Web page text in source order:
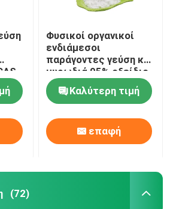
Φυσικοί οργανικοί
ενδιάμεσοι
παράγοντες γεύση και
μυρωδιά 95% οξείδιο
καρυοφυλλίνης CAS
1139-30-6
Καλύτερη τιμή
επαφή
(72)